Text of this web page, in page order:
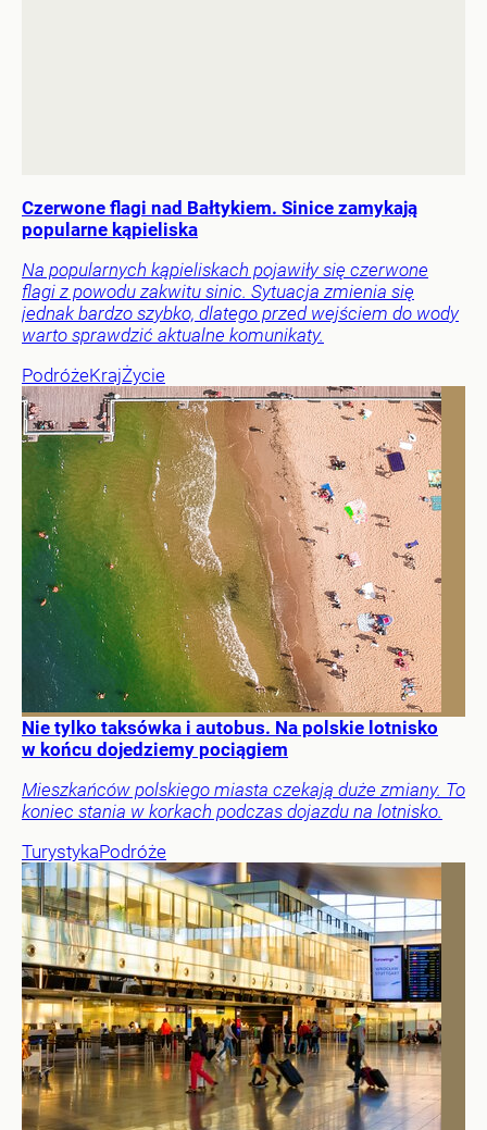
Czerwone flagi nad Bałtykiem. Sinice zamykają
popularne kąpieliska
Na popularnych kąpieliskach pojawiły się czerwone
flagi z powodu zakwitu sinic. Sytuacja zmienia się
jednak bardzo szybko, dlatego przed wejściem do wody
warto sprawdzić aktualne komunikaty.
PodróżeKrajŻycie
Nie tylko taksówka i autobus. Na polskie lotnisko
w końcu dojedziemy pociągiem
Mieszkańców polskiego miasta czekają duże zmiany. To
koniec stania w korkach podczas dojazdu na lotnisko.
TurystykaPodróże